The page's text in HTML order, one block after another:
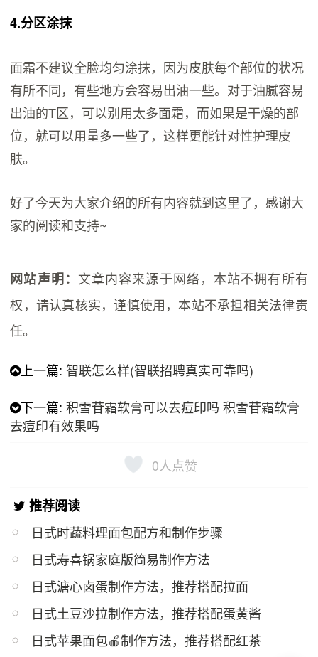
4.分区涂抹
面霜不建议全脸均匀涂抹，因为皮肤每个部位的状况
有所不同，有些地方会容易出油一些。对于油腻容易
出油的T区，可以别用太多面霜，而如果是干燥的部
位，就可以用量多一些了，这样更能针对性护理皮
肤。
好了今天为大家介绍的所有内容就到这里了，感谢大
家的阅读和支持~
网站声明： 文章内容来源于网络，本站不拥有所有
权，请认真核实，谨慎使用，本站不承担相关法律责
任。
上一篇: 智联怎么样(智联招聘真实可靠吗)
下一篇:积雪苷霜软膏可以去痘印吗 积雪苷霜软膏
去痘印有效果吗
0人点赞
推荐阅读
日式时蔬料理面包配方和制作步骤
日式寿喜锅家庭版简易制作方法
日式溏心卤蛋制作方法，推荐搭配拉面
日式土豆沙拉制作方法，推荐搭配蛋黄酱
日式苹果面包🍎制作方法，推荐搭配红茶